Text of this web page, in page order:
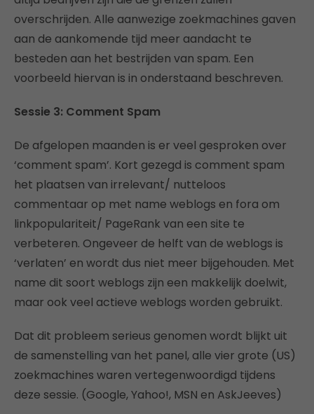
overschrijden. Alle aanwezige zoekmachines gaven
aan de aankomende tijd meer aandacht te
besteden aan het bestrijden van spam. Een
voorbeeld hiervan is in onderstaand beschreven.
Sessie 3: Comment Spam
De afgelopen maanden is er veel gesproken over
‘comment spam’. Kort gezegd is comment spam
het plaatsen van irrelevant/ nutteloos
commentaar op met name weblogs en fora om
linkpopulariteit/ PageRank van een site te
verbeteren. Ongeveer de helft van de weblogs is
‘verlaten’ en wordt dus niet meer bijgehouden. Met
name dit soort weblogs zijn een makkelijk doelwit,
maar ook veel actieve weblogs worden gebruikt.
Dat dit probleem serieus genomen wordt blijkt uit
de samenstelling van het panel, alle vier grote (US)
zoekmachines waren vertegenwoordigd tijdens
deze sessie. (Google, Yahoo!, MSN en AskJeeves)